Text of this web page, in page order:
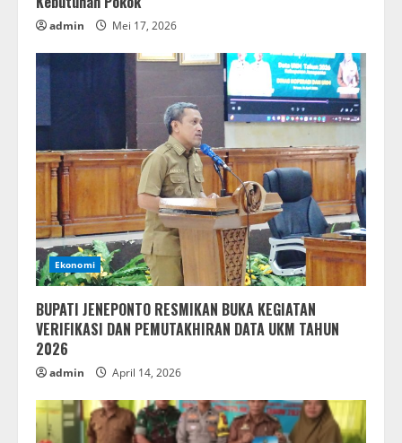
admin Mei 17, 2026
Ekonomi
BUPATI JENEPONTO RESMIKAN BUKA KEGIATAN
VERIFIKASI DAN PEMUTAKHIRAN DATA UKM TAHUN
2026
admin April 14, 2026